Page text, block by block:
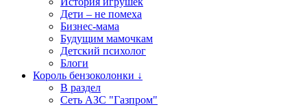
Дети – не помеха
Бизнес-мама
Будущим мамочкам
Детский психолог
Блоги
Король бензоколонки ↓
В раздел
Сеть АЗС "Газпром"